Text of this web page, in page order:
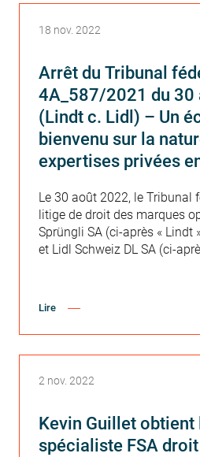
18 nov. 2022
Arrêt du Tribunal
4A_587/2021 du 30
(Lindt c. Lidl) – Un
bienvenu sur la
expertises privées
Le 30 août 2022, le Tribunal
litige de droit des marques
Sprüngli SA (ci-après « Lindt
et Lidl Schweiz DL SA (ci-
Lire
2 nov. 2022
Kevin Guillet obtient
spécialiste FSA droit